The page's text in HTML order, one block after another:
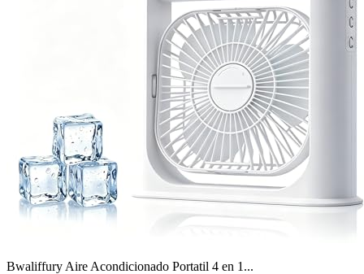
Bwaliffury Aire Acondicionado Portatil 4 en 1...